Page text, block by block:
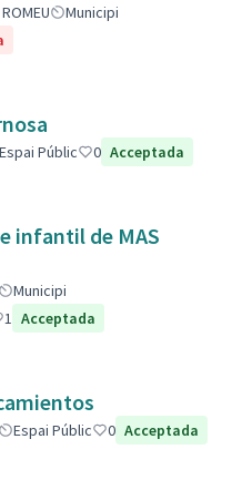
Municipi
Espai Públic 0 Acceptada
infantil de MAS
Municipi
1 Acceptada
Espai Públic 0 Acceptada